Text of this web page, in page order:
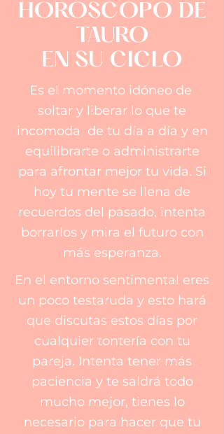
HORÓSCOPO DE
TAURO
EN SU CICLO
Es el momento idóneo de
soltar y liberar lo que te
incomoda de tu día a día y en
equilibrarte o administrarte
para afrontar mejor tu vida. Si
hoy tu mente se llena de
recuerdos del pasado, intenta
borrarlos y mira el futuro con
más esperanza.
En el entorno sentimental eres
un poco testaruda y esto hará
que discutas estos días por
cualquier tontería con tu
pareja. Intenta tener más
paciencia y te saldrá todo
mucho mejor, tienes lo
necesario para hacer que tu